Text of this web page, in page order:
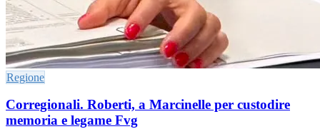
Regione
Corregionali. Roberti, a Marcinelle per custodire
memoria e legame Fvg